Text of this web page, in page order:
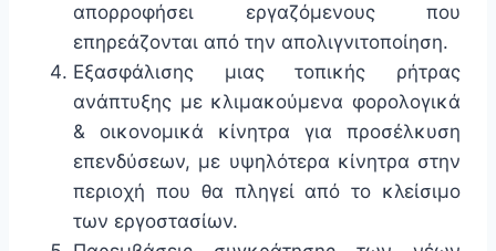
απορροφήσει εργαζόμενους που
επηρεάζονται από την απολιγνιτοποίηση.
Εξασφάλισης μιας τοπικής ρήτρας
ανάπτυξης με κλιμακούμενα φορολογικά
& οικονομικά κίνητρα για προσέλκυση
επενδύσεων, με υψηλότερα κίνητρα στην
περιοχή που θα πληγεί από το κλείσιμο
των εργοστασίων.